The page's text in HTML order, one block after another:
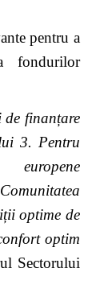
pentru a
fondurilor
finanțare
3. Pentru
optime de
optim
Sectorului